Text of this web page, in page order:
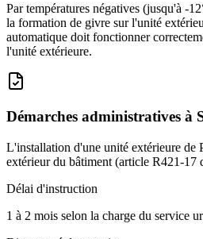
Par températures négatives (jusqu'à -
la formation de givre sur l'unité
automatique doit fonctionner
l'unité extérieure.
Démarches administratives à
L'installation d'une unité extérieure de
extérieur du bâtiment (article R421-17
Délai d'instruction
1 à 2 mois selon la charge du service